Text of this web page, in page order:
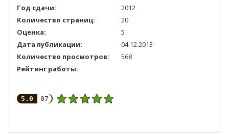
Год сдачи:
2012
Количество страниц:
20
Оценка:
5
Дата публикации:
04.12.2013
Количество просмотров:
568
Рейтинг работы:
5.0 07